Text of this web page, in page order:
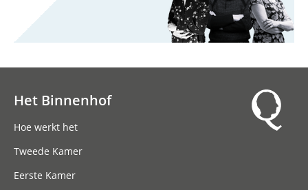
Het Binnenhof
Hoe werkt het
Tweede Kamer
Eerste Kamer